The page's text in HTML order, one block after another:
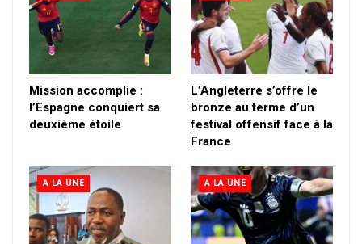
Mission accomplie :
l’Espagne conquiert sa
deuxième étoile
L’Angleterre s’offre le
bronze au terme d’un
festival offensif face à la
France
A LA UNE A LA UNE